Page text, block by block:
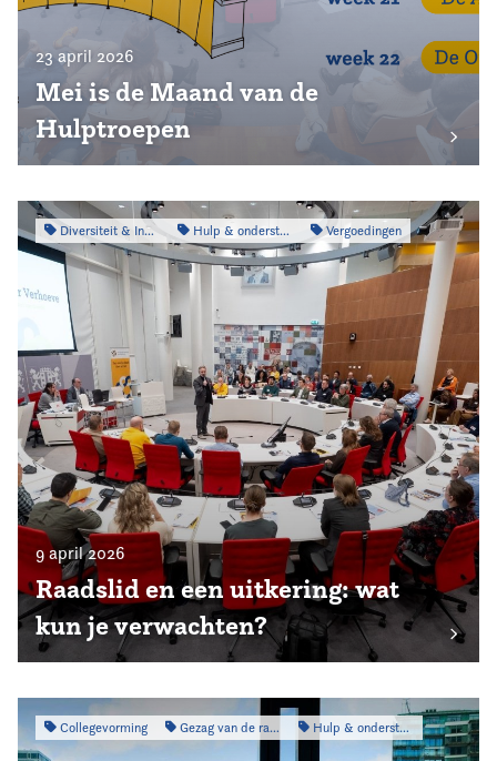
23 april 2026
Mei is de Maand van de
Hulptroepen
Diversiteit & Inclusiviteit Hulp & ondersteuning Vergoedingen
9 april 2026
Raadslid en een uitkering: wat
kun je verwachten?
Collegevorming Gezag van de raad Hulp & ondersteuning